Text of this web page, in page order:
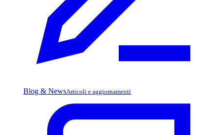
Blog & NewsArticoli e aggiornamenti